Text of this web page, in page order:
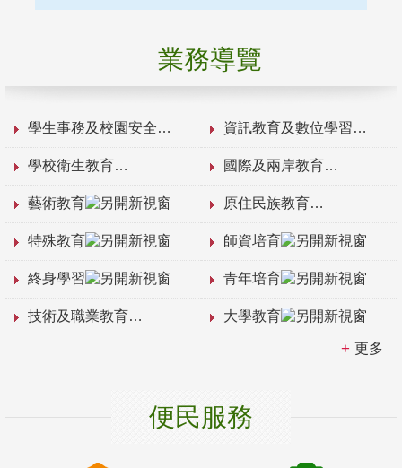
業務導覽
學生事務及校園安全 資訊教育及數位學習
學校衛生教育 國際及兩岸教育
藝術教育 原住民族教育
特殊教育 師資培育
終身學習 青年培育
技術及職業教育 大學教育
更多
便民服務